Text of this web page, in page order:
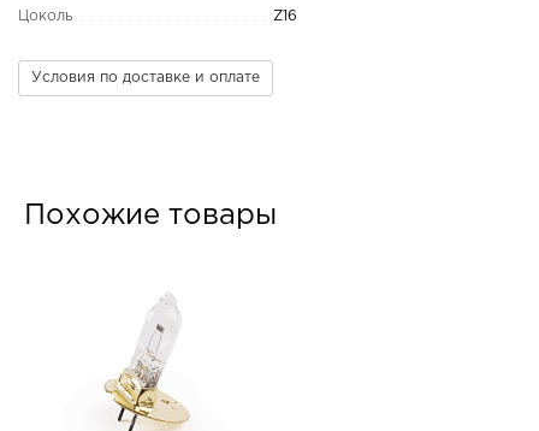
Цоколь Z16
Условия по доставке и оплате
Похожие товары